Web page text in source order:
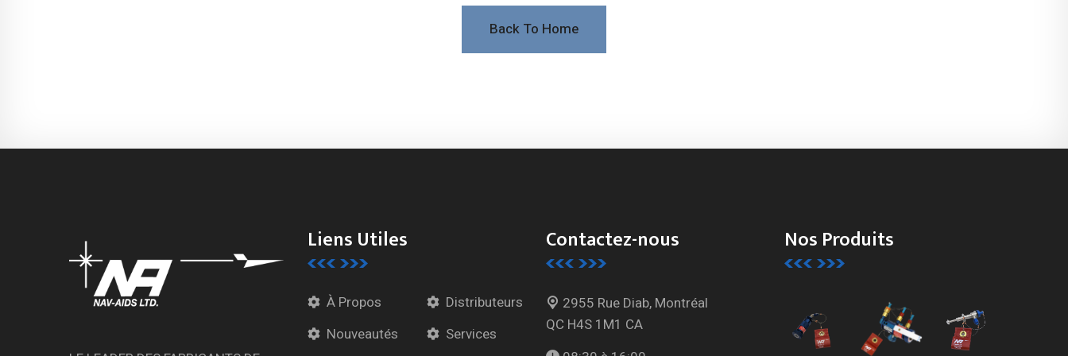
Back To Home
Liens Utiles
À Propos
Nouveautés
Distributeurs
Services
Contactez-nous
2955 Rue Diab, Montréal
QC H4S 1M1 CA
Nos Produits